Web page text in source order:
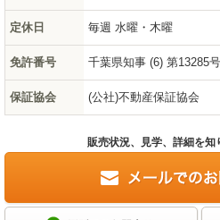
定休日 毎週 水曜・木曜
免許番号 千葉県知事 (6) 第13285号
保証協会 (公社)不動産保証協会
販売状況、見学、詳細を知